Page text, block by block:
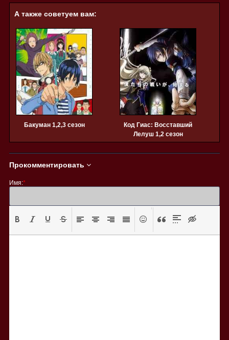
А также советуем вам:
Бакуман 1,2,3 сезон
Код Гиас: Восставший
Лелуш 1,2 сезон
Прокомментировать
Имя:*